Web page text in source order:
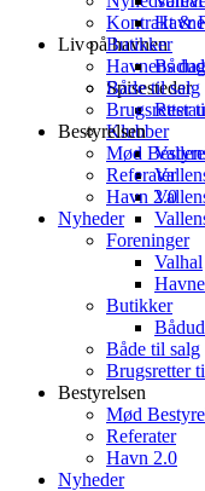
Butikker
Både til salg
Brugsretter
Bestyrelsen
Mød
Referater
Havn 2.0
Nyheder
Kontrakt &
Liv på havnen
Havnens
Spisesteder
Klubber
Foreninger
Valhal
Butikker
Både til salg
Brugsretter
Bestyrelsen
Mød
Referater
Havn 2.0
Nyheder